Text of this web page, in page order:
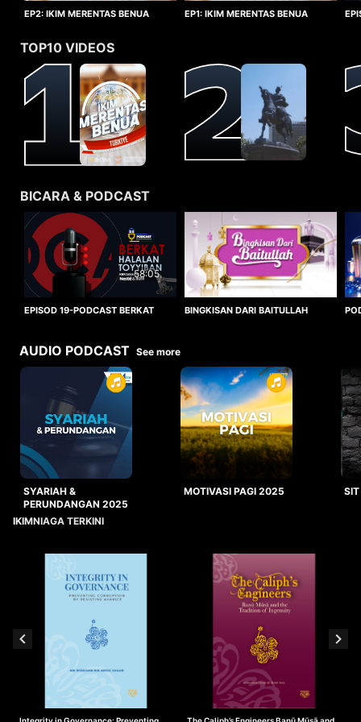
EP2: IKIM MERENTAS BENUA
EP1: IKIM MERENTAS BENUA
TOP10 VIDEOS
BICARA & PODCAST
58:05
EPISOD 19-PODCAST BERKAT
BINGKISAN DARI BAITULLAH
AUDIO PODCAST See more
SYARIAH &
PERUNDANGAN 2025
MOTIVASI PAGI 2025
IKIMNIAGA TERKINI